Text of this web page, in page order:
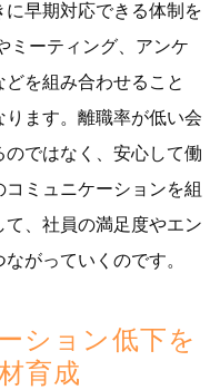
早期対応できる体制を
ミーティング、アンケ
を組み合わせること
ます。離職率が低い会
ではなく、安心して働
ミュニケーションを組
、社員の満足度やエン
がっていくのです。
ション低下を
育成